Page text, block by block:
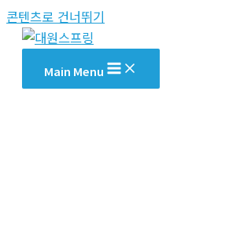
콘텐츠로 건너뛰기
Main Menu